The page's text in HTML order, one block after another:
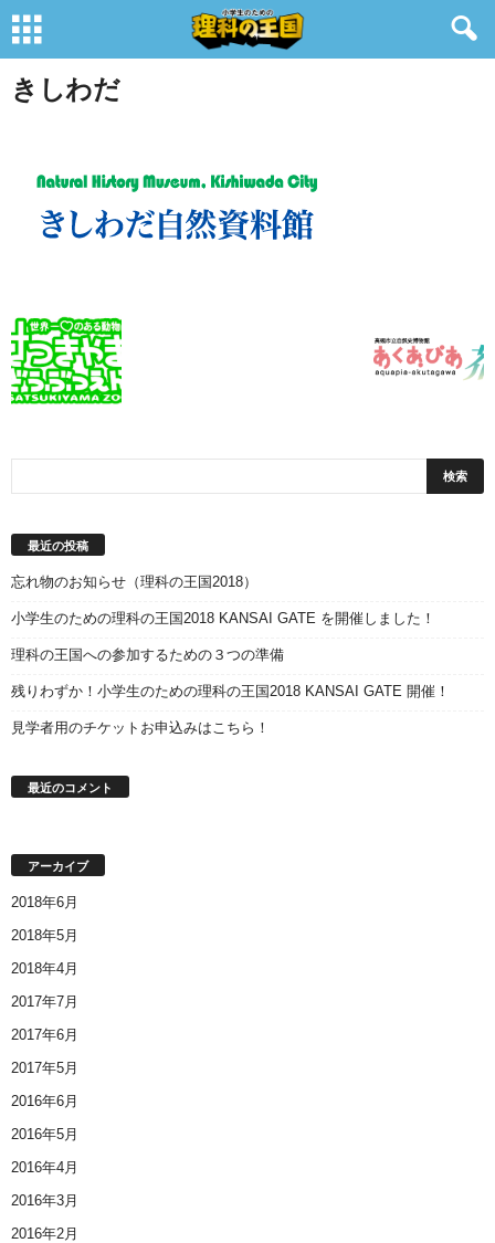
きしわだ
最近の投稿
忘れ物のお知らせ（理科の王国2018）
小学生のための理科の王国2018 KANSAI GATE を開催しました！
理科の王国への参加するための３つの準備
残りわずか！小学生のための理科の王国2018 KANSAI GATE 開催！
見学者用のチケットお申込みはこちら！
最近のコメント
アーカイブ
2018年6月
2018年5月
2018年4月
2017年7月
2017年6月
2017年5月
2016年6月
2016年5月
2016年4月
2016年3月
2016年2月